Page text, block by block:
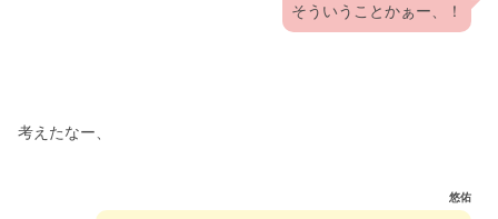
そういうことかぁー、！
考えたなー、
悠佑